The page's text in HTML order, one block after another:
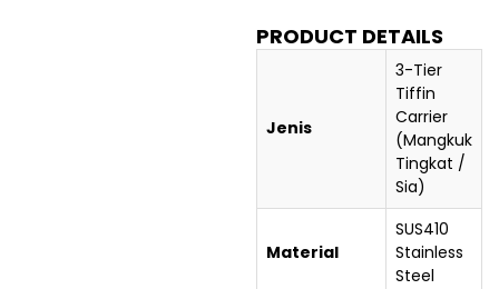
PRODUCT DETAILS
Jenis
3-Tier
Tiffin
Carrier
(Mangkuk
Tingkat /
Sia)
Material
SUS410
Stainless
Steel